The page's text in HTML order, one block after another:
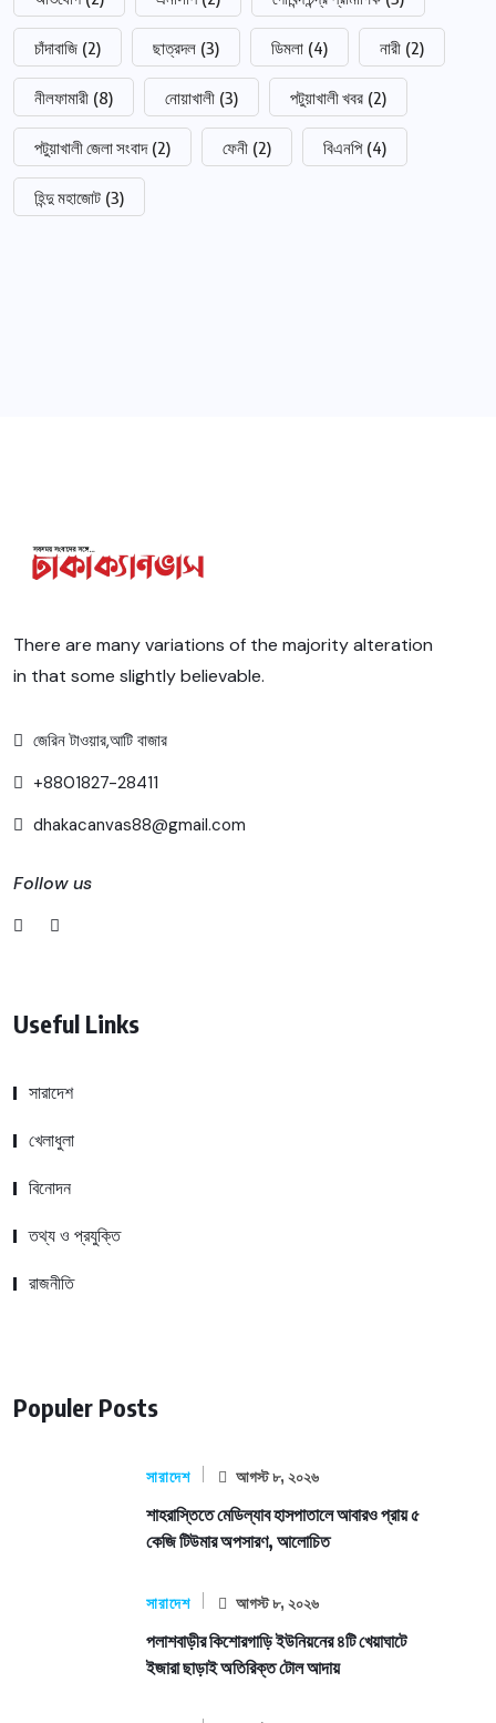
চাঁদাবাজি (2) ছাত্রদল (3) ডিমলা (4) নারী (2)
নীলফামারী (8) নোয়াখালী (3) পটুয়াখালী খবর (2)
পটুয়াখালী জেলা সংবাদ (2) ফেনী (2) বিএনপি (4)
হিন্দু মহাজোট (3)
There are many variations of the majority alteration
in that some slightly believable.
জেরিন টাওয়ার,আটি বাজার
+8801827-28411
dhakacanvas88@gmail.com
Follow us
Useful Links
সারাদেশ
খেলাধুলা
বিনোদন
তথ্য ও প্রযুক্তি
রাজনীতি
Populer Posts
সারাদেশ আগস্ট ৮, ২০২৬
শাহরাস্তিতে মেডিল্যাব হাসপাতালে আবারও প্রায় ৫
কেজি টিউমার অপসারণ, আলোচিত
সারাদেশ আগস্ট ৮, ২০২৬
পলাশবাড়ীর কিশোরগাড়ি ইউনিয়নের ৪টি খেয়াঘাটে
ইজারা ছাড়াই অতিরিক্ত টোল আদায়